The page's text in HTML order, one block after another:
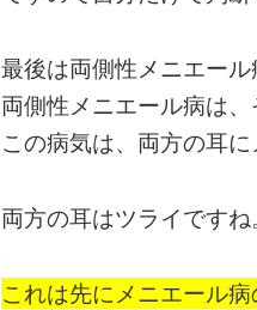
最後は両側性メニエール
両側性メニエール病は、
この病気は、両方の耳
両方の耳はツライですね
これは先にメニエール